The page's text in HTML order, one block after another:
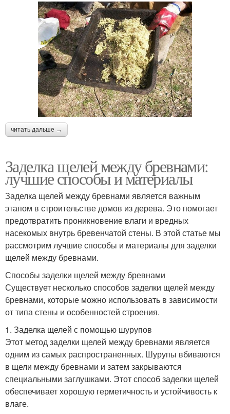
читать дальше →
Заделка щелей между бревнами:
лучшие способы и материалы
Заделка щелей между бревнами является важным
этапом в строительстве домов из дерева. Это помогает
предотвратить проникновение влаги и вредных
насекомых внутрь бревенчатой стены. В этой статье мы
рассмотрим лучшие способы и материалы для заделки
щелей между бревнами.
Способы заделки щелей между бревнами
Существует несколько способов заделки щелей между
бревнами, которые можно использовать в зависимости
от типа стены и особенностей строения.
1. Заделка щелей с помощью шурупов
Этот метод заделки щелей между бревнами является
одним из самых распространенных. Шурупы вбиваются
в щели между бревнами и затем закрываются
специальными заглушками. Этот способ заделки щелей
обеспечивает хорошую герметичность и устойчивость к
влаге.